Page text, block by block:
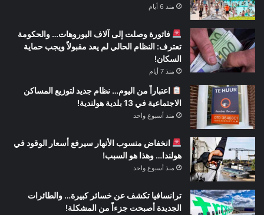
منذ 6 أيام
فاتورة وصلت إلى آلاف اليوروهات… والحكومة
تعترف: النظام الحالي لم يعد مقبولاً ويجب حماية
السكان!
منذ 7 أيام
اعتباراً من اليوم… نظام جديد لتوزيع المساكن
الاجتماعية في 13 بلدية هولندية!
منذ أسبوع واحد
انخفاض منسوب الأنهار سيرفع أسعار الوقود في
هولندا… وهذا هو السبب!
منذ أسبوع واحد
ترانسافيا تكشف عن خسائر كبيرة… والطائرات
الجديدة أصبحت جزءاً من المشكلة!